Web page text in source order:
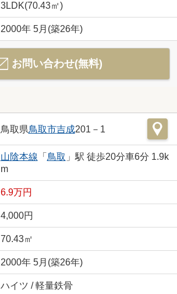
3LDK(70.43㎡)
2000年 5月(築26年)
お問い合わせ(無料)
鳥取県鳥取市吉成201－1
山陰本線 「 鳥取 」駅 徒歩20分車6分 1.9k
m
6.9万円
4,000円
70.43㎡
2000年 5月(築26年)
ハイツ / 軽量鉄骨